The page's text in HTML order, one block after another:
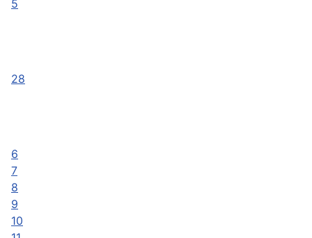
5
28
6
7
8
9
10